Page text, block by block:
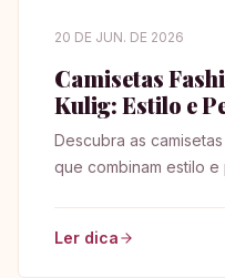
20 DE JUN. DE 2026
Camisetas
Kulig: Estilo e
Descubra as
que combinam estilo
Ler dica